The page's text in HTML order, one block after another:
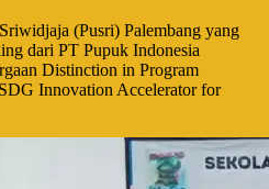
(Pusri) Palembang yang
dari PT Pupuk Indonesia
Distinction in Program
Innovation Accelerator for